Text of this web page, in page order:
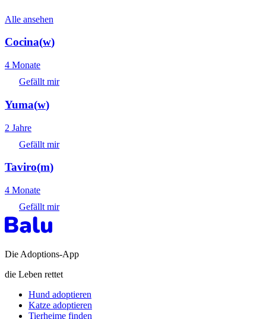
Alle ansehen
Cocina(w)
4 Monate
Gefällt mir
Yuma(w)
2 Jahre
Gefällt mir
Taviro(m)
4 Monate
Gefällt mir
Die Adoptions-App
die Leben rettet
Hund adoptieren
Katze adoptieren
Tierheime finden